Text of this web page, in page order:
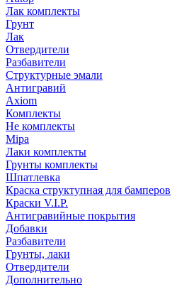
Лак комплекты
Грунт
Лак
Отвердители
Разбавители
Структурные эмали
Антигравий
Axiom
Комплекты
Не комплекты
Mipa
Лаки комплекты
Грунты комплекты
Шпатлевка
Краска структупная для бамперов
Краски V.I.P.
Антигравийные покрытия
Добавки
Разбавители
Грунты, лаки
Отвердители
Дополнительно